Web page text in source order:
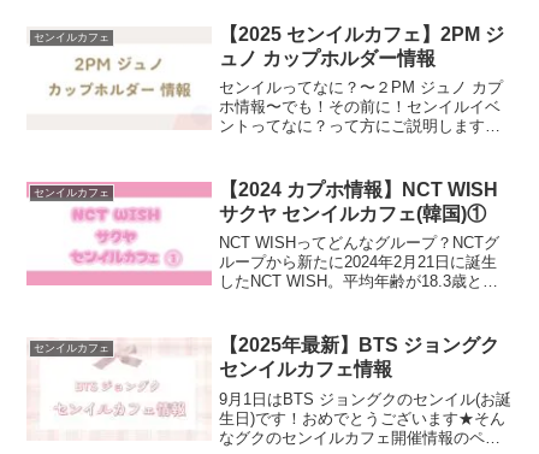
テインメントメンバ...
センイルカフェ
【2025 センイルカフェ】2PM ジ
ュノ カップホルダー情報
センイルってなに？〜２PM ジュノ カプ
ホ情報〜でも！その前に！センイルイベ
ントってなに？って方にご説明します
イルカフェとは・・・そんな誕生日をお
祝いするイベントを開催...
センイルカフェ
【2024 カプホ情報】NCT WISH
サクヤ センイルカフェ(韓国)①
NCT WISHってどんなグループ？NCTグ
ループから新たに2024年2月21日に誕生
したNCT WISH。平均年齢が18.3歳とい
ユウシ、リョウ、サクヤ→日本人メ...
センイルカフェ
【2025年最新】BTS ジョングク
センイルカフェ情報
9月1日はBTS ジョングクのセンイル(お誕
生日)です！おめでとうございます★そん
なグクのセンイルカフェ開催情報のペー